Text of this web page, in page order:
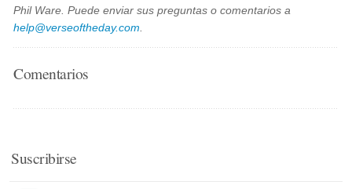
Phil Ware. Puede enviar sus preguntas o comentarios a
help@verseoftheday.com
Comentarios
Suscribirse